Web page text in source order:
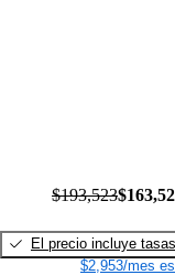
$193,523
El precio incluye tasas
$2,953/mes